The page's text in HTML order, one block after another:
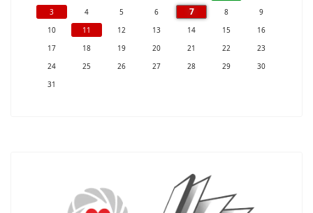
3
4 5 6 7 8
9
10
11 12 13 14 15
16
17
18 19 20 21 22
23
24
25 26 27 28 29
30
31